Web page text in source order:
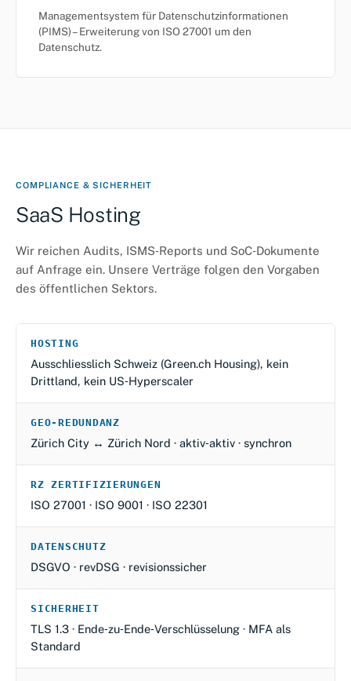
Managementsystem für Datenschutzinformationen
(PIMS) – Erweiterung von ISO 27001 um den
Datenschutz.
COMPLIANCE & SICHERHEIT
SaaS Hosting
Wir reichen Audits, ISMS‑Reports und SoC‑Dokumente
auf Anfrage ein. Unsere Verträge folgen den Vorgaben
des öffentlichen Sektors.
HOSTING
Ausschliesslich Schweiz (Green.ch Housing), kein
Drittland, kein US‑Hyperscaler
GEO‑REDUNDANZ
Zürich City ↔ Zürich Nord · aktiv‑aktiv · synchron
RZ ZERTIFIZIERUNGEN
ISO 27001 · ISO 9001 · ISO 22301
DATENSCHUTZ
DSGVO · revDSG · revisionssicher
SICHERHEIT
TLS 1.3 · Ende‑zu‑Ende‑Verschlüsselung · MFA als
Standard